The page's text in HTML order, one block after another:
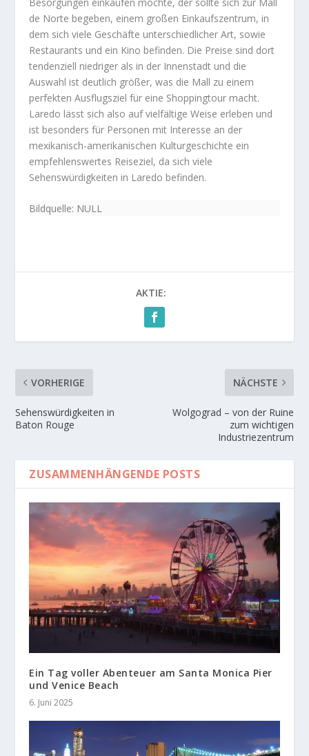
de Norte begeben, einem großen Einkaufszentrum, in
dem sich viele Geschäfte unterschiedlicher Art, sowie
Restaurants und ein Kino befinden. Die Preise sind dort
tendenziell niedriger als in der Innenstadt und die
Auswahl ist deutlich größer, was die Mall zu einem
perfekten Ausflugsziel für eine Shoppingtour macht.
Laredo lässt sich also auf vielfältige Weise erleben und
ist besonders für Personen mit Interesse an der
mexikanisch-amerikanischen Kulturgeschichte ein
empfehlenswertes Reiseziel, da sich viele
Sehenswürdigkeiten in Laredo befinden.
Bildquelle: NULL
AKTIE:
VORHERIGE
Sehenswürdigkeiten in
Baton Rouge
NÄCHSTE
Wolgograd – von der Ruine
zum wichtigen
Industriezentrum
ZUSAMMENHÄNGENDE POSTS
Ein Tag voller Abenteuer am Santa Monica Pier
und Venice Beach
6. Juni 2025